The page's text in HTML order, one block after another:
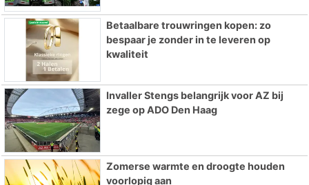
Betaalbare trouwringen kopen: zo
bespaar je zonder in te leveren op
kwaliteit
Invaller Stengs belangrijk voor AZ bij
zege op ADO Den Haag
Zomerse warmte en droogte houden
voorlopig aan